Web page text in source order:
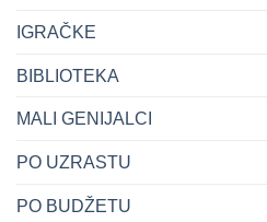
IGRAČKE
BIBLIOTEKA
MALI GENIJALCI
PO UZRASTU
PO BUDŽETU